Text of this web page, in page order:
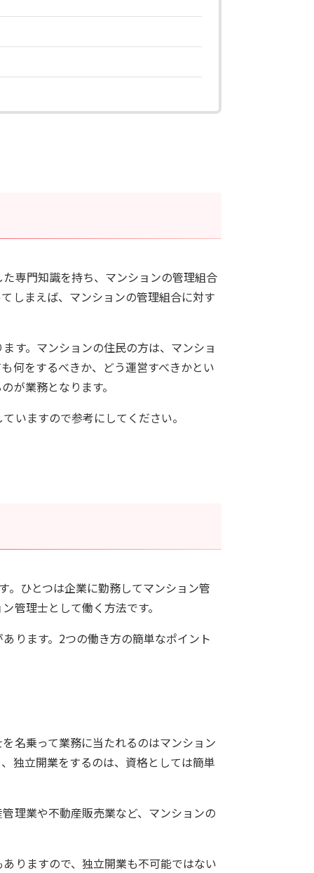
専門知識を持ち、マンションの管理組合
しまえば、マンションの管理組合に対す
す。マンションの住民の方は、マンショ
何をするべきか、どう運営すべきかとい
が業務となります。
いますので参考にしてください。
。ひとつは企業に勤務してマンション管
管理士として働く方法です。
ります。2つの働き方の簡単なポイント
名乗って業務に当たれるのはマンション
独立開業をするのは、資格としては簡単
理業や不動産販売業など、マンションの
りますので、独立開業も不可能ではない